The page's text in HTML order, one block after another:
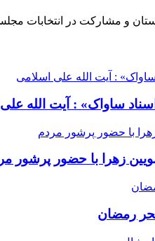
و مشارکت در
اسناد ساواک» : آیت الله
زهرا با حضور پرشور
رمضان